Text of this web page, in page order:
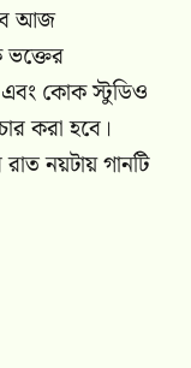
আজ
এবং কোক স্টুডিও
করা হবে।
নয়টায় গানটি